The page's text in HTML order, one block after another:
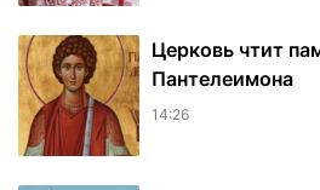
Церковь чтит
Пантелеимона
14:26